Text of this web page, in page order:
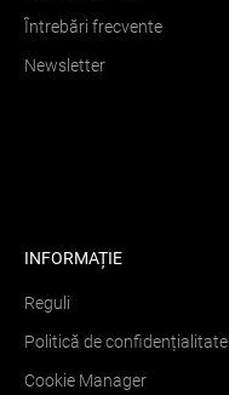
Întrebări frecvente
Newsletter
INFORMAȚIE
Reguli
Politică de confidențialitate
Cookie Manager